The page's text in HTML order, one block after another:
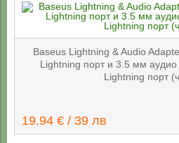
Baseus Lightning & Audio
Lightning порт и 3.5 мм аудио
Lightning порт
19.94 € / 39 лв